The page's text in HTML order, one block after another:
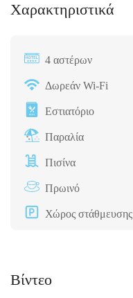
Χαρακτηριστικά
4 αστέρων
Δωρεάν Wi-Fi
Εστιατόριο
Παραλία
Πισίνα
Πρωινό
Χώρος στάθμευσης
Βίντεο